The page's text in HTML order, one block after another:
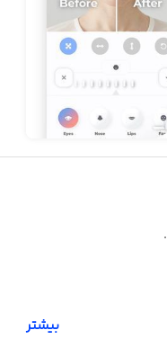
بیشتر